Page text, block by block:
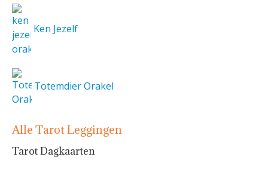
Ken Jezelf
Totemdier Orakel
Alle Tarot Leggingen
Tarot Dagkaarten